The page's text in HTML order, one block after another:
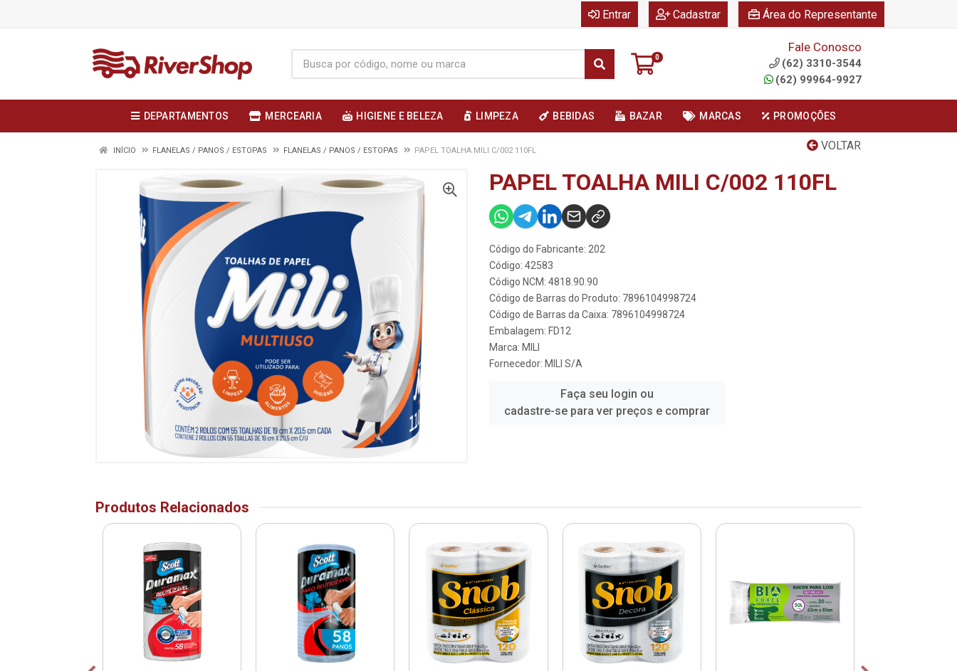
Entrar Cadastrar Área do Representante
0
Fale Conosco
(62) 3310-3544
(62) 99964-9927
DEPARTAMENTOS MERCEARIA HIGIENE E BELEZA LIMPEZA BEBIDAS BAZAR MARCAS PROMOÇÕES
VOLTAR
INÍCIO FLANELAS / PANOS / ESTOPAS FLANELAS / PANOS / ESTOPAS PAPEL TOALHA MILI C/002 110FL
PAPEL TOALHA MILI C/002 110FL
Código do Fabricante: 202
Código: 42583
Código NCM: 4818.90.90
Código de Barras do Produto: 7896104998724
Código de Barras da Caixa: 7896104998724
Embalagem: FD12
Marca: MILI
Fornecedor: MILI S/A
Faça seu login ou
cadastre-se para ver preços e comprar
Produtos Relacionados